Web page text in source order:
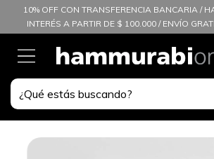
10% OFF CON TRANSFERENCIA BANCARIA /
INTERÉS A PARTIR DE $ 100.000 / ENVÍO